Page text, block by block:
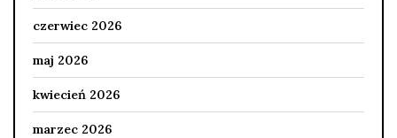
czerwiec 2026
maj 2026
kwiecień 2026
marzec 2026